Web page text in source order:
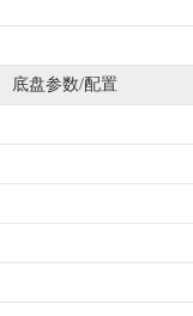
底盘参数/配置